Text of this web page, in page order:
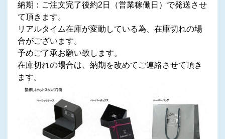
納期：ご注文完了後約2日（営業稼働日）で発送させ
て頂きます。
リアルタイム在庫が変動している為、在庫切れの場
合がございます。
予めご了承お願い致します。
在庫切れの場合は、納期を改めてご連絡させて頂き
ます。